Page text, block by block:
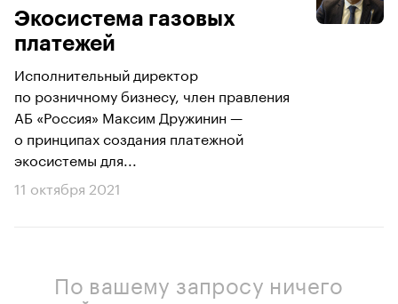
Экосистема газовых
платежей
Исполнительный директор
по розничному бизнесу, член правления
АБ «Россия» Максим Дружинин —
о принципах создания платежной
экосистемы для...
11 октября 2021
По вашему запросу ничего